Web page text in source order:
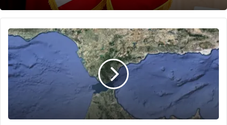
هذا
ما
عقدته
الشركة
المكلفة
بمشروع
نفق
المغرب
إسبانيا